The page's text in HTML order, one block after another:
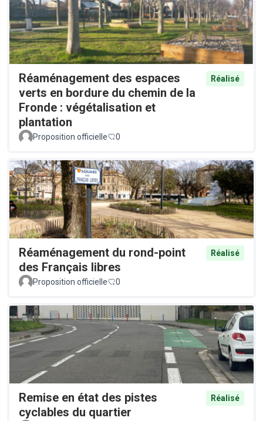
Réaménagement des espaces
verts en bordure du chemin de la
Fronde : végétalisation et
plantation
Réalisé
Proposition officielle 0
Réaménagement du rond-point
des Français libres
Réalisé
Proposition officielle 0
Remise en état des pistes
cyclables du quartier
Réalisé